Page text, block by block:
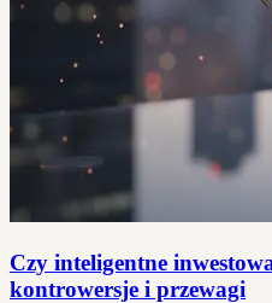
Czy inteligentne
kontrowersje i przewagi